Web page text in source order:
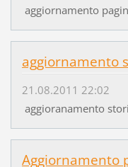
aggiornamento
aggiornamento
21.08.2011 22:02
aggioranamento
Aggiornamento